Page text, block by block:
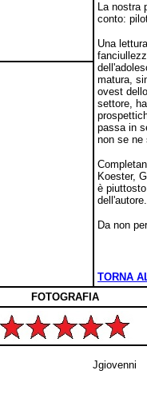
La nostra
conto:
Una
matura,
ovest
settore,
passa in
non se ne
Koester,
è
dell'autore.
Da non
TORNA
FOTOGRAFIA
Jgiovenni